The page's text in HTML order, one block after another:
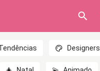
Designers